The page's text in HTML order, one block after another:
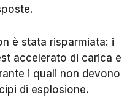
è stata risparmiata: i
accelerato di carica e
i quali non devono
di esplosione.